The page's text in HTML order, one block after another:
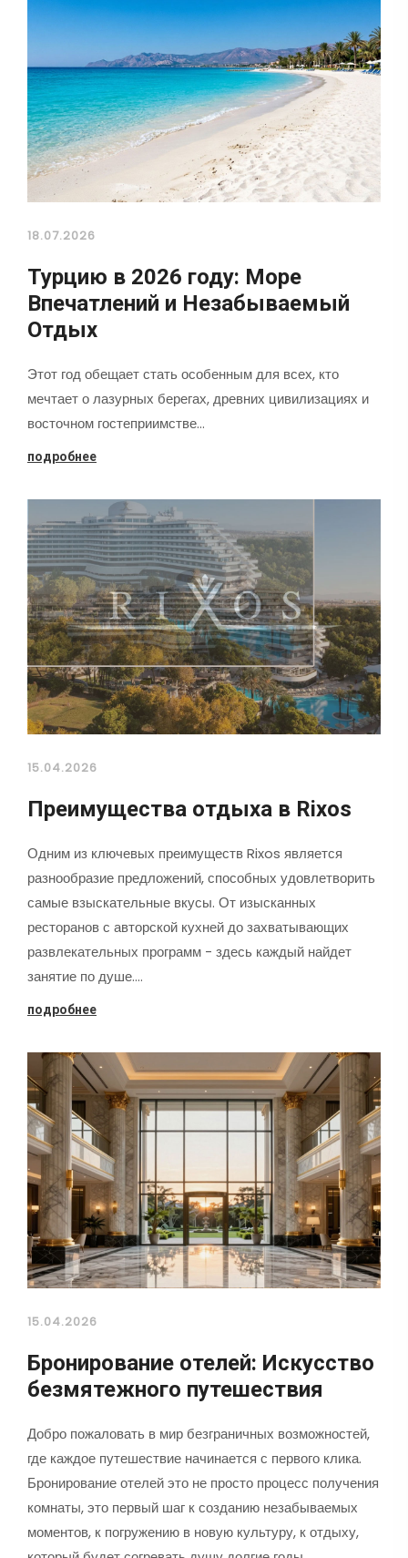
18.07.2026
Турцию в 2026 году: Море
Впечатлений и Незабываемый
Отдых
Этот год обещает стать особенным для всех, кто
мечтает о лазурных берегах, древних цивилизациях и
восточном гостеприимстве…
подробнее
15.04.2026
Преимущества отдыха в Rixos
Одним из ключевых преимуществ Rixos является
разнообразие предложений, способных удовлетворить
самые взыскательные вкусы. От изысканных
ресторанов с авторской кухней до захватывающих
развлекательных программ - здесь каждый найдет
занятие по душе.…
подробнее
15.04.2026
Бронирование отелей: Искусство
безмятежного путешествия
Добро пожаловать в мир безграничных возможностей,
где каждое путешествие начинается с первого клика.
Бронирование отелей это не просто процесс получения
комнаты, это первый шаг к созданию незабываемых
моментов, к погружению в новую культуру, к отдыху,